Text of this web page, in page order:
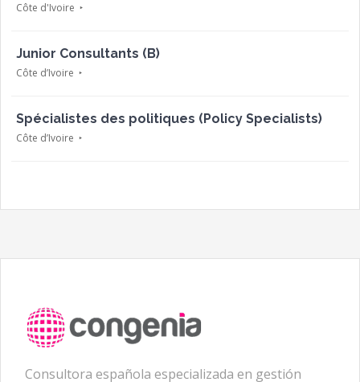
Côte d'Ivoire
Junior Consultants (B)
Côte d’Ivoire
Spécialistes des politiques (Policy Specialists)
Côte d’Ivoire
Consultora española especializada en gestión